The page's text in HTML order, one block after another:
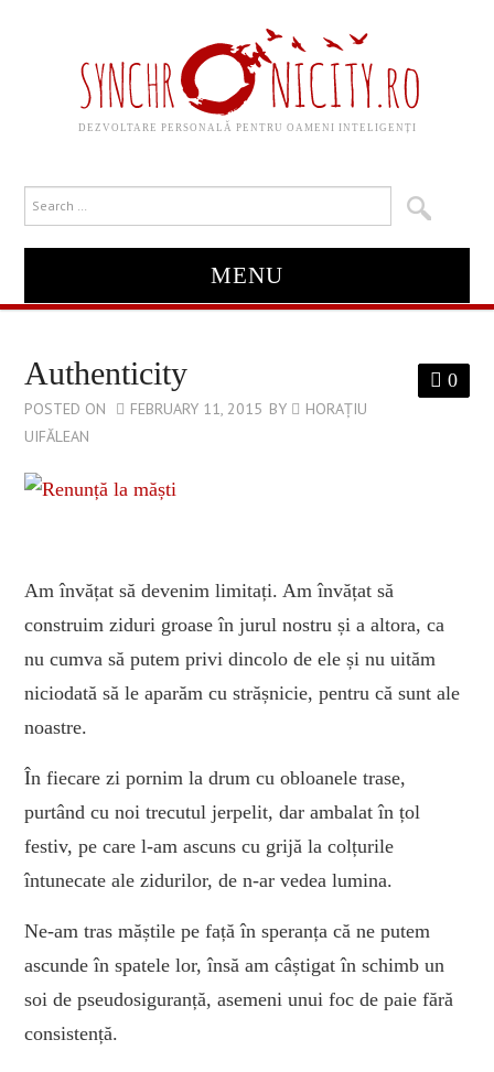
DEZVOLTARE PERSONALĂ PENTRU OAMENI INTELIGENȚI
MENU
FORMARE NLP
0
Authenticity
POSTED ON FEBRUARY 11, 2015 BY
HORAȚIU
UIFĂLEAN
Am învățat să devenim limitați. Am învățat să
construim ziduri groase în jurul nostru și a altora, ca
nu cumva să putem privi dincolo de ele și nu uităm
niciodată să le aparăm cu strășnicie, pentru că sunt ale
noastre.
În fiecare zi pornim la drum cu obloanele trase,
purtând cu noi trecutul jerpelit, dar ambalat în țol
festiv, pe care l-am ascuns cu grijă la colțurile
întunecate ale zidurilor, de n-ar vedea lumina.
Ne-am tras măștile pe față în speranța că ne putem
ascunde în spatele lor, însă am câștigat în schimb un
soi de pseudosiguranță, asemeni unui foc de paie fără
consistență.